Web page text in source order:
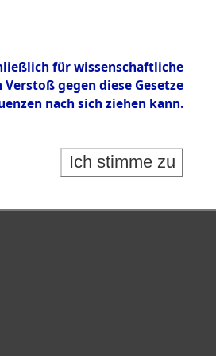
für wissenschaftliche
gegen diese Gesetze
nach sich ziehen kann.
Ich stimme zu